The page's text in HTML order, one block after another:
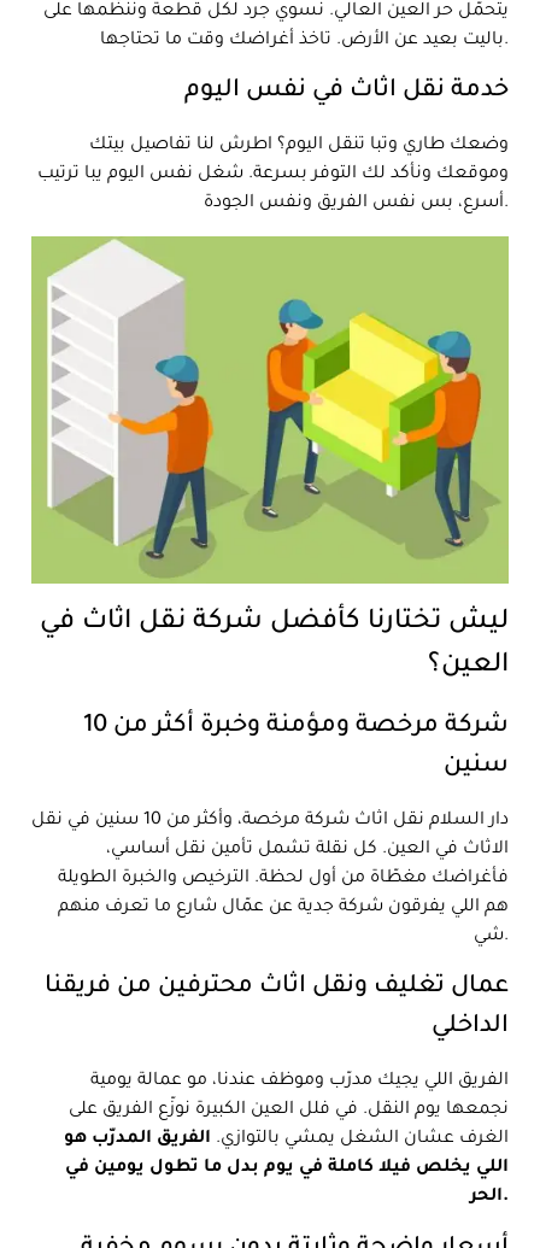
يتحمّل حر العين العالي. نسوي جرد لكل قطعة وننظّمها على
باليت بعيد عن الأرض. تاخذ أغراضك وقت ما تحتاجها.
خدمة نقل اثاث في نفس اليوم
وضعك طاري وتبا تنقل اليوم؟ اطرش لنا تفاصيل بيتك
وموقعك ونأكد لك التوفر بسرعة. شغل نفس اليوم يبا ترتيب
أسرع، بس نفس الفريق ونفس الجودة.
ليش تختارنا كأفضل شركة نقل اثاث في
العين؟
شركة مرخصة ومؤمنة وخبرة أكثر من 10
سنين
دار السلام نقل اثاث شركة مرخصة، وأكثر من 10 سنين في نقل
الاثاث في العين. كل نقلة تشمل تأمين نقل أساسي،
فأغراضك مغطّاة من أول لحظة. الترخيص والخبرة الطويلة
هم اللي يفرقون شركة جدية عن عمّال شارع ما تعرف منهم
شي.
عمال تغليف ونقل اثاث محترفين من فريقنا
الداخلي
الفريق اللي يجيك مدرّب وموظف عندنا، مو عمالة يومية
نجمعها يوم النقل. في فلل العين الكبيرة نوزّع الفريق على
الغرف عشان الشغل يمشي بالتوازي. الفريق المدرّب هو
اللي يخلص فيلا كاملة في يوم بدل ما تطول يومين في
الحر.